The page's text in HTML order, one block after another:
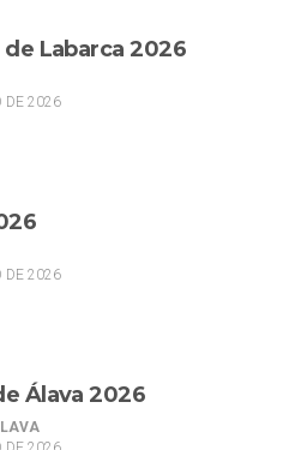
de Labarca 2026
DE 2026
DE 2026
Álava 2026